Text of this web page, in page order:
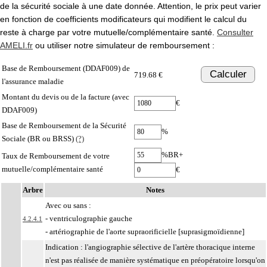
de la sécurité sociale à une date donnée. Attention, le prix peut varier
en fonction de coefficients modificateurs qui modifient le calcul du
reste à charge par votre mutuelle/complémentaire santé. Consulter
AMELI.fr ou utiliser notre simulateur de remboursement :
Base de Remboursement (DDAF009) de
l'assurance maladie
719.68 € Calculer
Montant du devis ou de la facture (avec
DDAF009)
€
Base de Remboursement de la Sécurité
Sociale (BR ou BRSS) (?)
%
Taux de Remboursement de votre
mutuelle/complémentaire santé
%BR+
€
Arbre Notes
4.2.4.1
Avec ou sans :
- ventriculographie gauche
- artériographie de l'aorte supraorificielle [suprasigmoïdienne]
Indication : l'angiographie sélective de l'artère thoracique interne
n'est pas réalisée de manière systématique en préopératoire lorsqu'on